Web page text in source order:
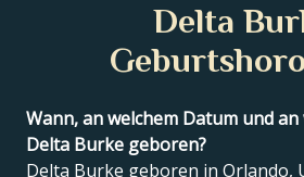
Delta
Wann, an welchem Datum und
Delta Burke geboren?
Delta Burke geboren in Orlando,